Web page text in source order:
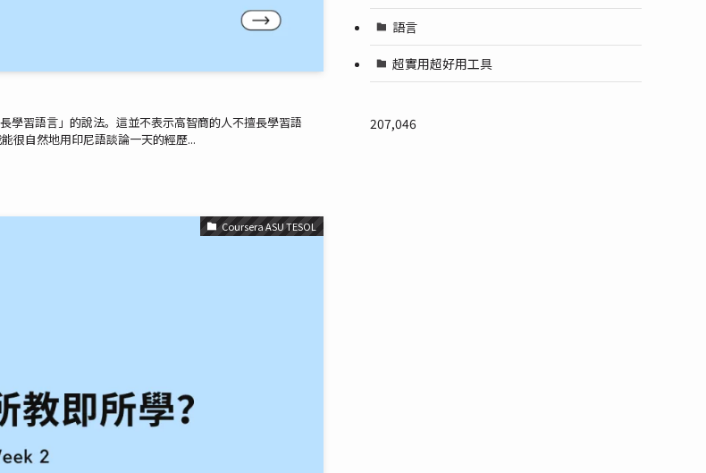
學習語言」的說法。這並不表示高智商的人不擅長學習語
很自然地用印尼語談論一天的經歷...
Coursera ASU TESOL
語言
超實用超好用工具
207,046